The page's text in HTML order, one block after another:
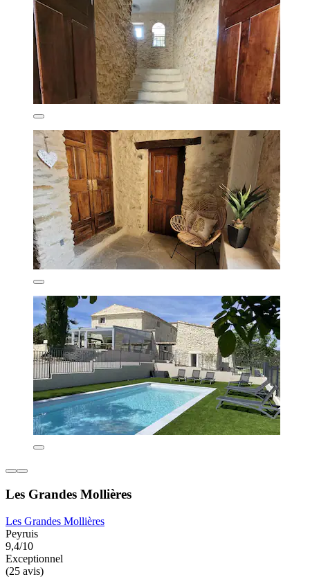
Les Grandes Mollières
Les Grandes Mollières
Peyruis
9,4/10
Exceptionnel
(25 avis)